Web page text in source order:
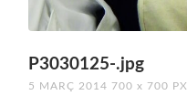
P3030125-.jpg
5 MARÇ 2014 700x 700 PX